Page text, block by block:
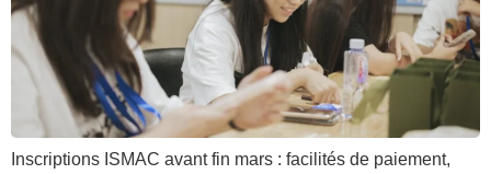
Inscriptions ISMAC avant fin mars : facilités de paiement,